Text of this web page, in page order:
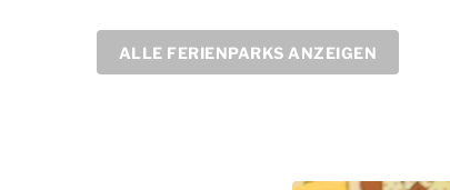
ALLE FERIENPARKS ANZEIGEN